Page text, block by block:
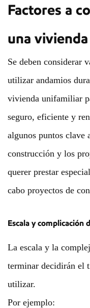
Factores a
una
Se deben considerar
utilizar andamios
vivienda unifamiliar
seguro, eficiente y
algunos puntos clave
construcción y los
querer prestar
cabo proyectos de
Escala y complicación
La escala y la
terminar decidirán el
utilizar.
Por ejemplo: